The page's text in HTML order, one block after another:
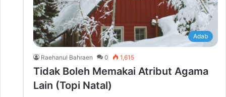
Adab
Raehanul Bahraen 0 1,615
Tidak Boleh Memakai Atribut Agama
Lain (Topi Natal)